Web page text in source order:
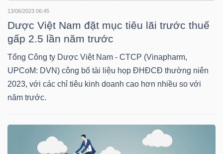
13/06/2023 06:45
Dược Việt Nam đặt mục tiêu lãi trước thuế
gấp 2.5 lần năm trước
Tổng Công ty Dược Việt Nam - CTCP (Vinapharm,
UPCoM: DVN) công bố tài liệu họp ĐHĐCĐ thường niên
2023, với các chỉ tiêu kinh doanh cao hơn nhiều so với
năm trước.
NĂNG
LƯỢNG
NGUYÊN